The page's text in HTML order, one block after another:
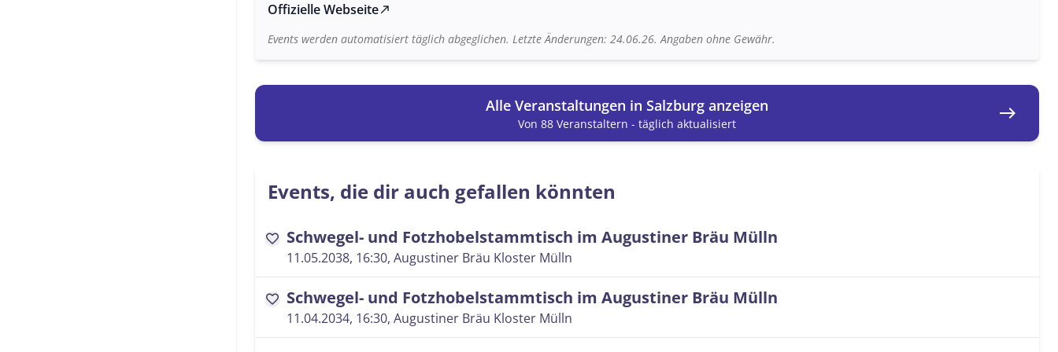
Offizielle Webseitenorth_east
Events werden automatisiert täglich abgeglichen. Letzte Änderungen: 24.06.26. Angaben ohne Gewähr.
Alle Veranstaltungen in Salzburg anzeigen
Von 88 Veranstaltern - täglich aktualisiert east
Events, die dir auch gefallen könnten
favorite Schwegel- und Fotzhobelstammtisch im Augustiner Bräu Mülln
11.05.2038, 16:30, Augustiner Bräu Kloster Mülln
favorite Schwegel- und Fotzhobelstammtisch im Augustiner Bräu Mülln
11.04.2034, 16:30, Augustiner Bräu Kloster Mülln